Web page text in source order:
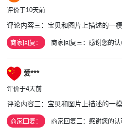
评价于10天前
评论内容三：宝贝和图片上描述的一
商家回复： 商家回复三：感谢您的认
爱***
评价于4天前
评论内容三：宝贝和图片上描述的一
商家回复： 商家回复三：感谢您的认